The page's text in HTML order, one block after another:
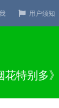
用户须知
花特别多